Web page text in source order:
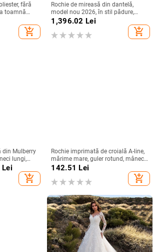
fără
toamnă
add_shopping_cart
Rochie de mireasă din dantelă,
model nou 2026, în stil pădure,
mâneci lungi, siluetă sirenă
1,396.02 Lei
add_shopping_cart
din Mulberry
lungi,
2025
Lei
add_shopping_cart
Rochie imprimată de croială A-line,
mărime mare, guler rotund, mâneci
clopot, toamnă 2025, stil european-
142.51 Lei
add_shopping_cart